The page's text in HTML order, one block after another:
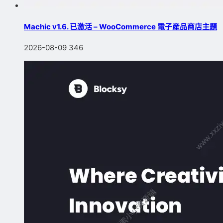
Machic v1.6. 已激活 – WooCommerce 電子産品商店主題
2026-08-09 346